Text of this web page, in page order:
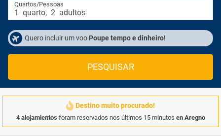
Quartos/Pessoas
1 quarto, 2 adultos
Quero incluir um voo Poupe tempo e dinheiro!
PESQUISAR
Destino muito procurado!
4 alojamientos foram reservados nos últimos 15 minutos en Aregno